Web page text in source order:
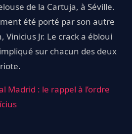
de la Cartuja, à Séville.
été porté par son autre
Jr. Le crack a ébloui
sur chacun des deux
Madrid : le rappel à l’ordre